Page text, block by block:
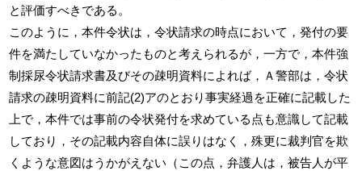
と評価すべきである。
このように，本件令状は，令状請求の時点において，発付の要
件を満たしていなかったものと考えられるが，一方で，本件強
制採尿令状請求書及びその疎明資料によれば，Ａ警部は，令状
請求の疎明資料に前記(2)アのとおり事実経過を正確に記載した
上で，本件では事前の令状発付を求めている点も意識して記載
しており，その記載内容自体に誤りはなく，殊更に裁判官を欺
くような意図はうかがえない（この点，弁護人は，被告人が平